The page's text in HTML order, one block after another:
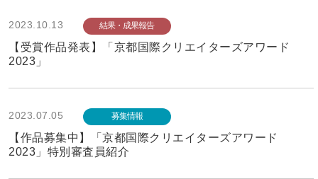
2023.10.13 結果・成果報告
【受賞作品発表】「京都国際クリエイターズアワード
2023」
2023.07.05 募集情報
【作品募集中】「京都国際クリエイターズアワード
2023」特別審査員紹介